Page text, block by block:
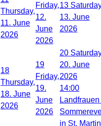
Thursday,
11. June
2026
Friday,
12.
June
2026
13
13. June
2026
18
Thursday,
18. June
2026
19
Friday,
19.
June
2026
20
20. June
2026
14:00
Landfrauen
in St. Martin